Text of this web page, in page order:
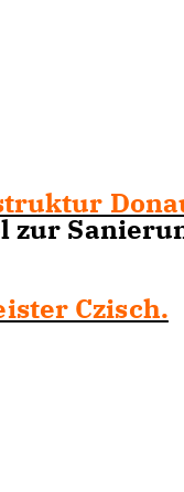
zur
Czisch.